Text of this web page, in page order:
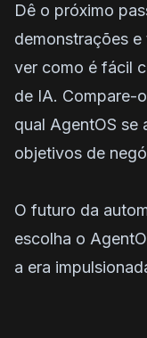
Dê o próximo
demonstrações
ver como é fácil
de IA. Compare-
qual AgentOS se
objetivos de
O futuro da
escolha o
a era